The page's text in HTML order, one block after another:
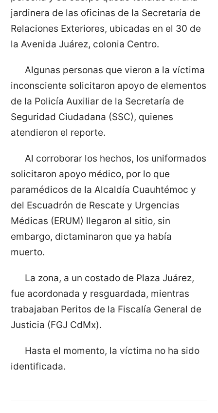
jardinera de las oficinas de la Secretaría de
Relaciones Exteriores, ubicadas en el 30 de
la Avenida Juárez, colonia Centro.
Algunas personas que vieron a la víctima
inconsciente solicitaron apoyo de elementos
de la Policía Auxiliar de la Secretaría de
Seguridad Ciudadana (SSC), quienes
atendieron el reporte.
Al corroborar los hechos, los uniformados
solicitaron apoyo médico, por lo que
paramédicos de la Alcaldía Cuauhtémoc y
del Escuadrón de Rescate y Urgencias
Médicas (ERUM) llegaron al sitio, sin
embargo, dictaminaron que ya había
muerto.
La zona, a un costado de Plaza Juárez,
fue acordonada y resguardada, mientras
trabajaban Peritos de la Fiscalía General de
Justicia (FGJ CdMx).
Hasta el momento, la víctima no ha sido
identificada.